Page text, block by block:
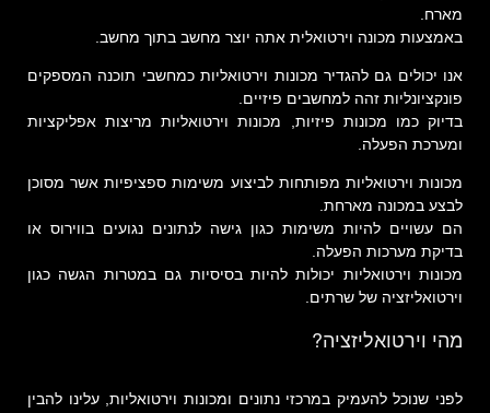
מארח.
באמצעות מכונה וירטואלית אתה יוצר מחשב בתוך מחשב.
אנו יכולים גם להגדיר מכונות וירטואליות כמחשבי תוכנה המספקים
פונקציונליות זהה למחשבים פיזיים.
בדיוק כמו מכונות פיזיות, מכונות וירטואליות מריצות אפליקציות
ומערכת הפעלה.
מכונות וירטואליות מפותחות לביצוע משימות ספציפיות אשר מסוכן
לבצע במכונה מארחת.
הם עשויים להיות משימות כגון גישה לנתונים נגועים בווירוס או
בדיקת מערכות הפעלה.
מכונות וירטואליות יכולות להיות בסיסיות גם במטרות הגשה כגון
וירטואליזציה של שרתים.
מהי וירטואליזציה?
לפני שנוכל להעמיק במרכזי נתונים ומכונות וירטואליות, עלינו להבין